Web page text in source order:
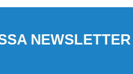
NEWSLETTER